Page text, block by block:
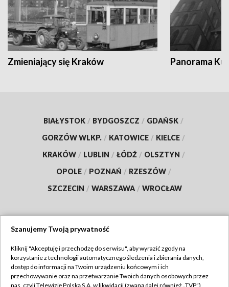
Zmieniający się Kraków Panorama
BIAŁYSTOK / BYDGOSZCZ / GDAŃSK /
GORZÓW WLKP. / KATOWICE / KIELCE /
KRAKÓW / LUBLIN / ŁÓDŹ / OLSZTYN /
OPOLE / POZNAŃ / RZESZÓW /
SZCZECIN / WARSZAWA / WROCŁAW
TVP
Abonament TVP
Regulamin TVP
Szanujemy Twoją prywatność
Kliknij "Akceptuję i przechodzę do serwisu", aby wyrazić zgody na
korzystanie z technologii automatycznego śledzenia i zbierania danych,
dostęp do informacji na Twoim urządzeniu końcowym i ich
przechowywanie oraz na przetwarzanie Twoich danych osobowych przez
nas, czyli Telewizję Polską S.A. w likwidacji (zwaną dalej również „TVP”),